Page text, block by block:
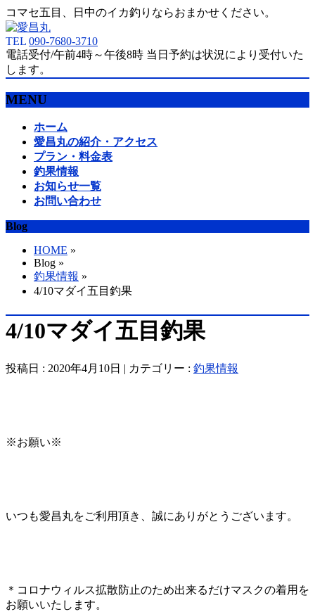
コマセ五目、日中のイカ釣りならおまかせください。
TEL 090-7680-3710
電話受付/午前4時～午後8時 当日予約は状況により受付いた
します。
MENU
す
ホーム
愛昌丸の紹介・アクセス
プラン・料金表
釣果情報
お知らせ一覧
お問い合わせ
Blog
HOME »
Blog »
釣果情報 »
4/10マダイ五目釣果
4/10マダイ五目釣果
投稿日 : 2020年4月10日 | カテゴリー : 釣果情報
※お願い※
いつも愛昌丸をご利用頂き、誠にありがとうございます。
＊コロナウィルス拡散防止のため出来るだけマスクの着用を
お願いいたします。